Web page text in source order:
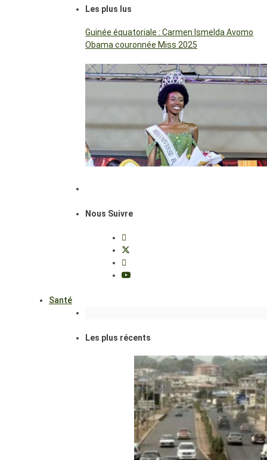
Les plus lus
Guinée équatoriale : Carmen Ismelda Avomo
Obama couronnée Miss 2025
Nous Suivre
Santé
Les plus récents